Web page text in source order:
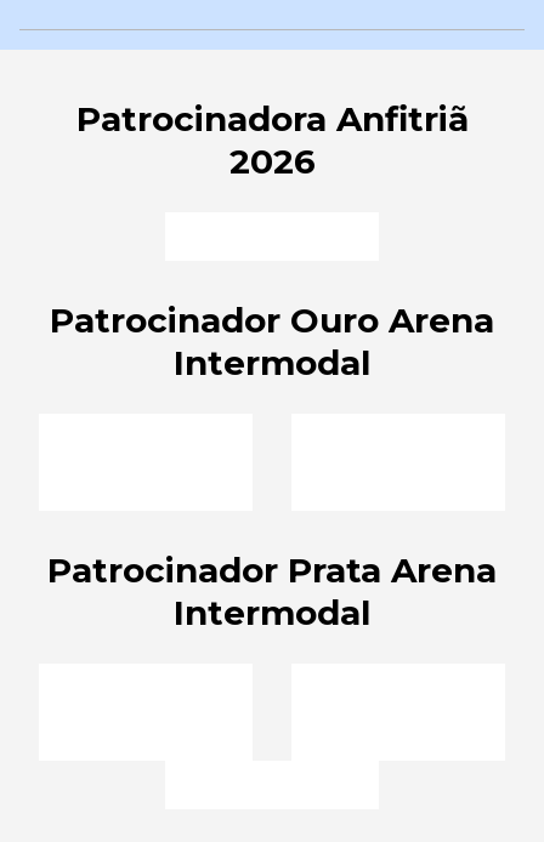
Patrocinadora Anfitriã
2026
Patrocinador Ouro Arena
Intermodal
Patrocinador Prata Arena
Intermodal